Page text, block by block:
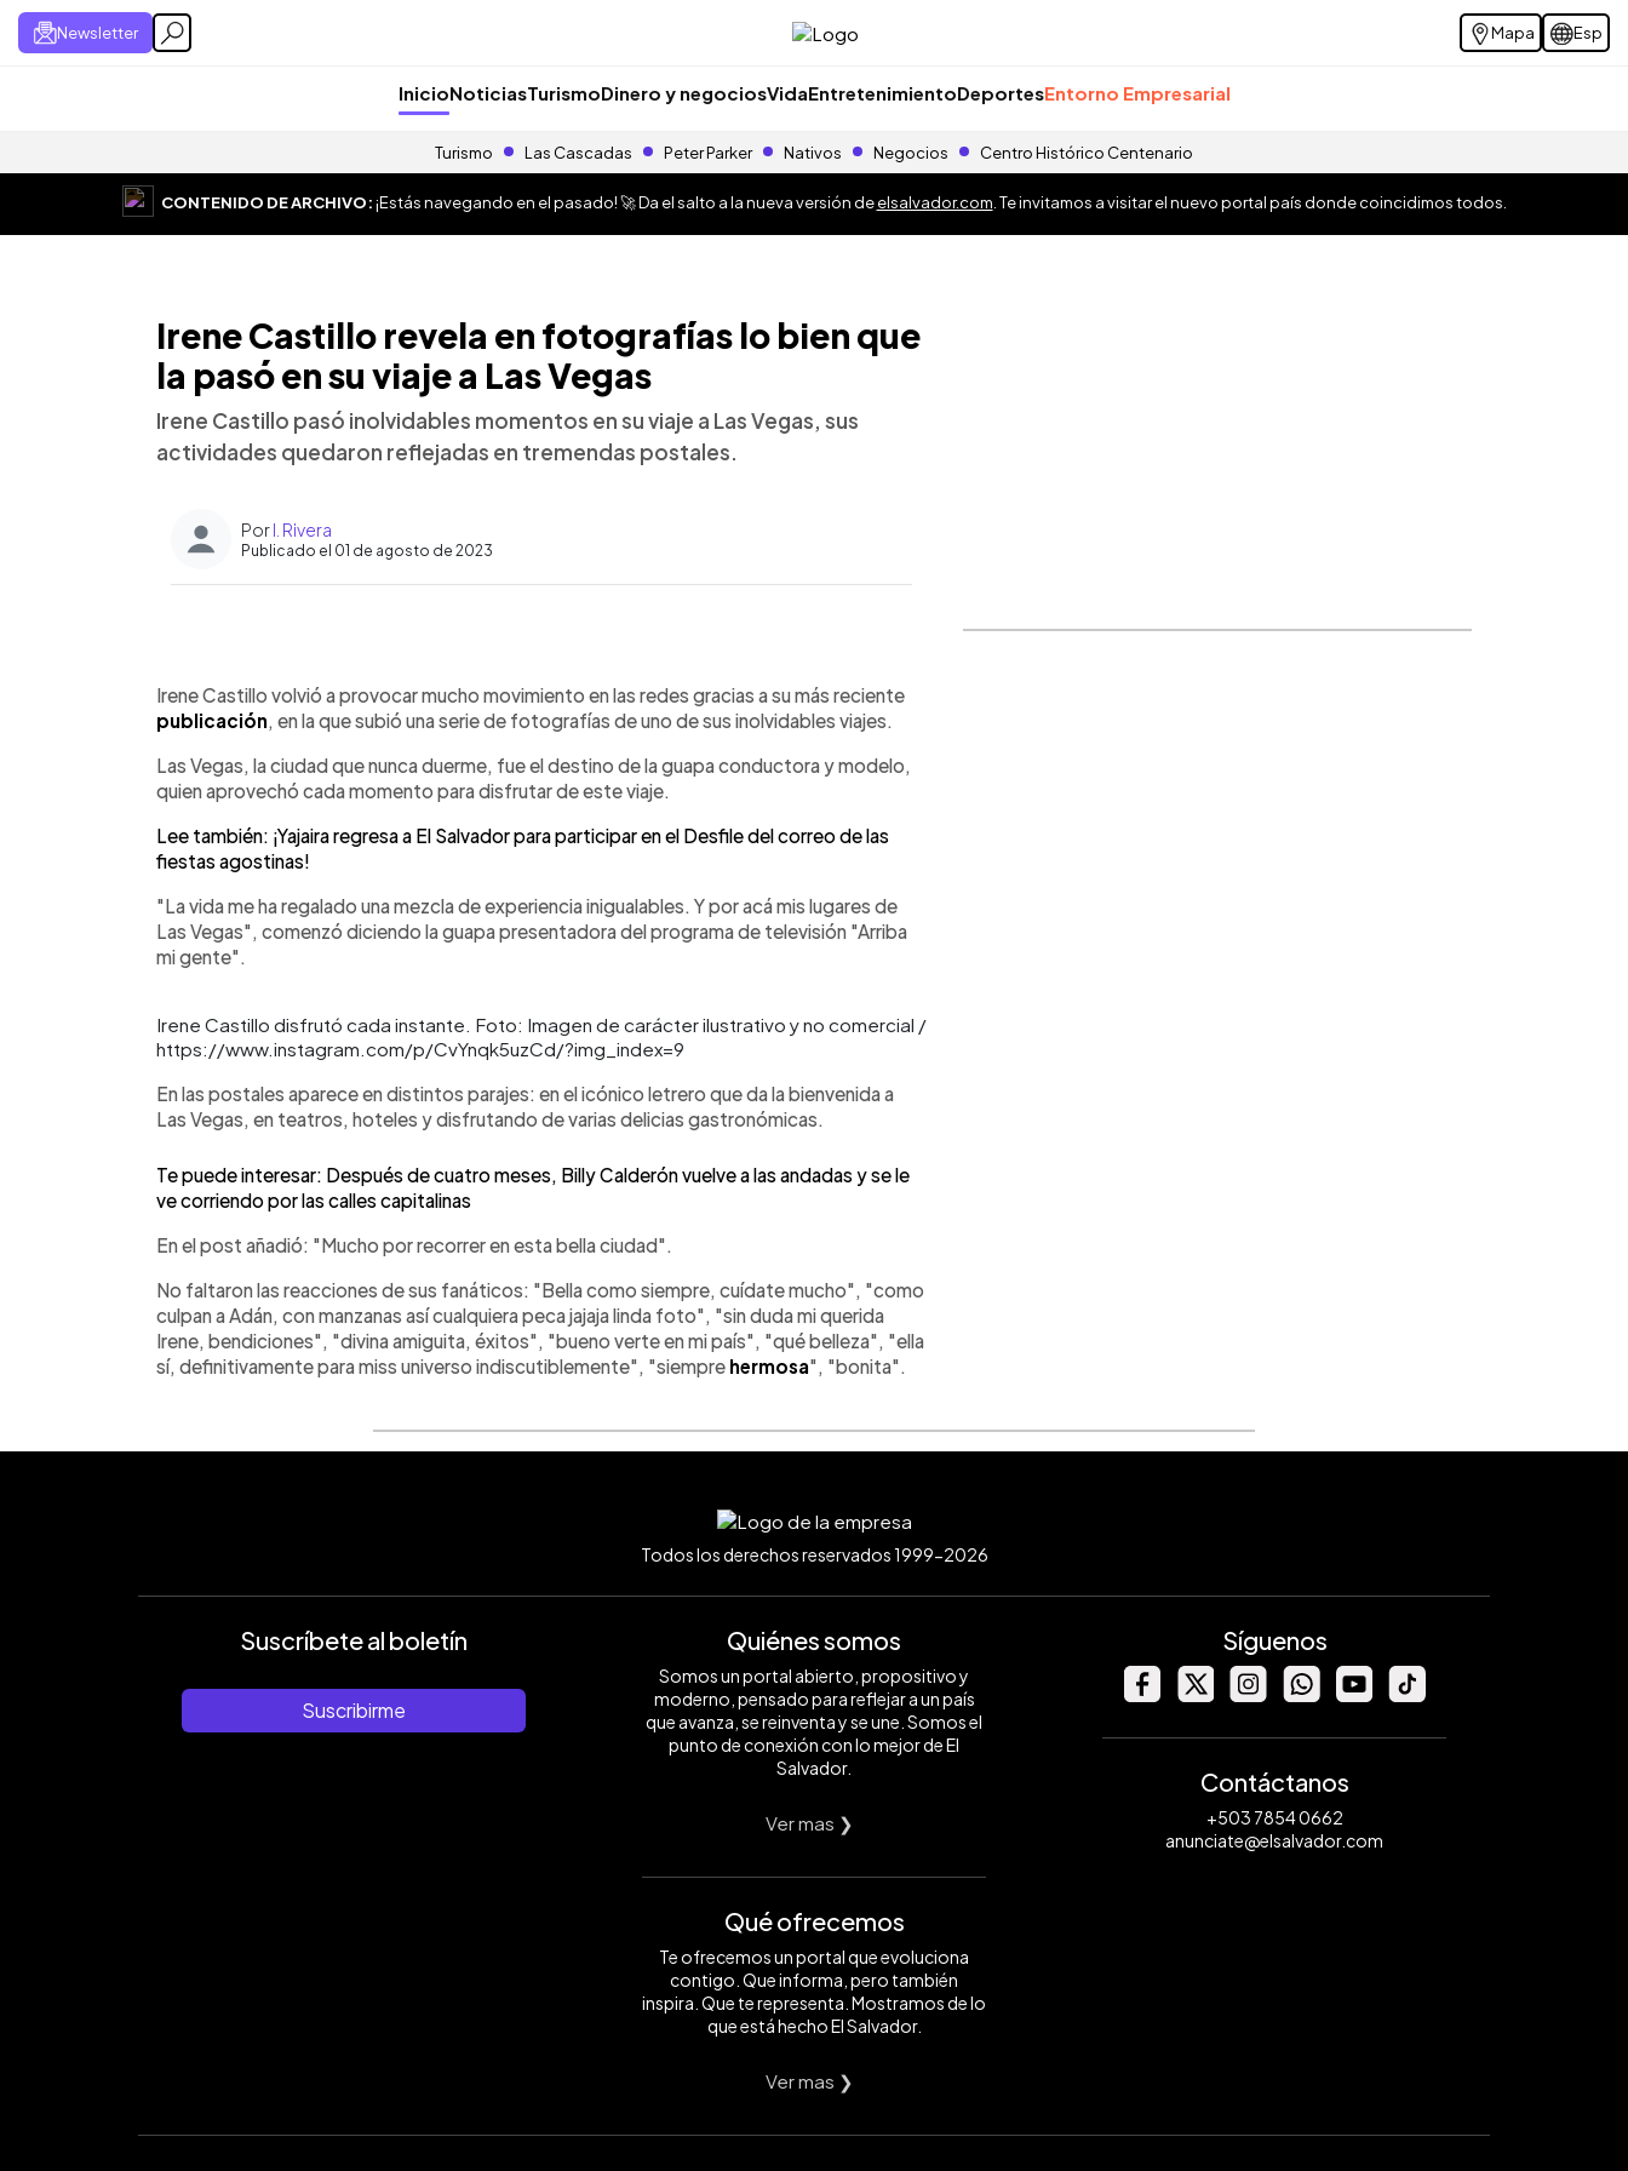
Newsletter Mapa Esp
InicioNoticiasTurismoDinero y negociosVidaEntretenimientoDeportesEntorno Empresarial
Turismo Las Cascadas Peter Parker Nativos Negocios Centro Histórico Centenario
CONTENIDO DE ARCHIVO:¡Estás navegando en el pasado! 🚀 Da el salto a la nueva versión deelsalvador.com . Te invitamos a visitar el nuevo portal país donde coincidimos todos.
Irene Castillo revela en fotografías lo bien que
la pasó en su viaje a Las Vegas
Irene Castillo pasó inolvidables momentos en su viaje a Las Vegas, sus
actividades quedaron reflejadas en tremendas postales.
PorI. Rivera
Publicado el 01 de agosto de 2023
► Escuchar artículo
Irene Castillo volvió a provocar mucho movimiento en las redes gracias a su más reciente
publicación, en la que subió una serie de fotografías de uno de sus inolvidables viajes.
Las Vegas, la ciudad que nunca duerme, fue el destino de la guapa conductora y modelo,
quien aprovechó cada momento para disfrutar de este viaje.
Lee también: ¡Yajaira regresa a El Salvador para participar en el Desfile del correo de las
fiestas agostinas!
"La vida me ha regalado una mezcla de experiencia inigualables. Y por acá mis lugares de
Las Vegas", comenzó diciendo la guapa presentadora del programa de televisión "Arriba
mi gente".
Irene Castillo disfrutó cada instante. Foto: Imagen de carácter ilustrativo y no comercial /
https://www.instagram.com/p/CvYnqk5uzCd/?img_index=9
En las postales aparece en distintos parajes: en el icónico letrero que da la bienvenida a
Las Vegas, en teatros, hoteles y disfrutando de varias delicias gastronómicas.
Te puede interesar: Después de cuatro meses, Billy Calderón vuelve a las andadas y se le
ve corriendo por las calles capitalinas
En el post añadió: "Mucho por recorrer en esta bella ciudad".
No faltaron las reacciones de sus fanáticos: "Bella como siempre, cuídate mucho", "como
culpan a Adán, con manzanas así cualquiera peca jajaja linda foto", "sin duda mi querida
Irene, bendiciones", "divina amiguita, éxitos", "bueno verte en mi país", "qué belleza", "ella
sí, definitivamente para miss universo indiscutiblemente", "siempre hermosa", "bonita".
Todos los derechos reservados 1999-2026
Suscríbete al boletín
Suscribirme
Quiénes somos
Somos un portal abierto, propositivo y
moderno, pensado para reflejar a un país
que avanza, se reinventa y se une. Somos el
punto de conexión con lo mejor de El
Salvador.
Ver mas ❯
Qué ofrecemos
Te ofrecemos un portal que evoluciona
contigo. Que informa, pero también
inspira. Que te representa. Mostramos de lo
que está hecho El Salvador.
Ver mas ❯
Síguenos
Contáctanos
+503 7854 0662
anunciate@elsalvador.com